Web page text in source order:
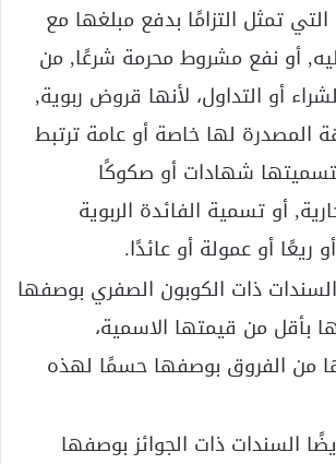
تمثل التزامًا بدفع مبلغها مع
أو نفع مشروط محرمة شرعًا, من
أو التداول، لأنها قروض ربوية,
المصدرة لها خاصة أو عامة ترتبط
لتسميتها شهادات أو صكوكًا
أو تسمية الفائدة الربوية
ريعًا أو عمولة أو عائدًا.
ذات الكوبون الصفري بوصفها
بأقل من قيمتها الاسمية،
من الفروق بوصفها حسمًا لهذه
السندات ذات الجوائز بوصفها